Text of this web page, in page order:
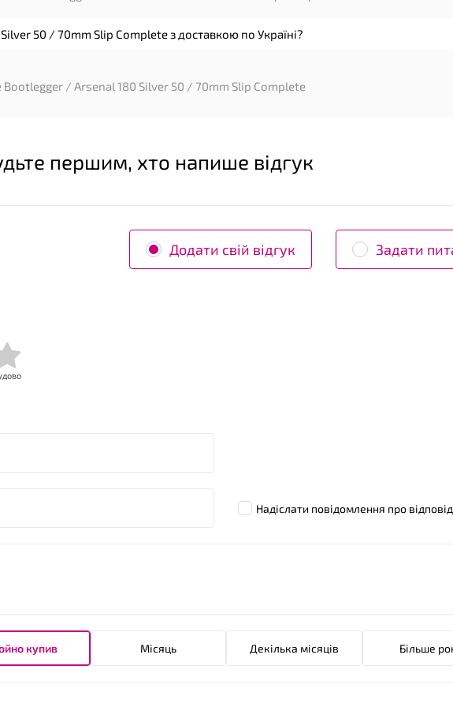
50 / 70mm Slip Complete з доставкою по Україні?
/ Arsenal 180 Silver 50 / 70mm Slip Complete
першим, хто напише відгук
Додати свій відгук Задати
Надіслати повідомлення про
купив Місяць Декілька місяців Більше